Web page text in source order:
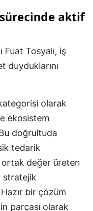
aktif
Fuat Tosyalı, iş
duyduklarını
olarak
ekosistem
doğrultuda
tedarik
ortak değer üreten
stratejik
bir çözüm
parçası olarak